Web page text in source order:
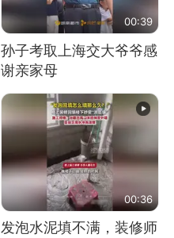
00:39
孙子考取上海交大爷爷感
谢亲家母
00:36
发泡水泥填不满，装修师